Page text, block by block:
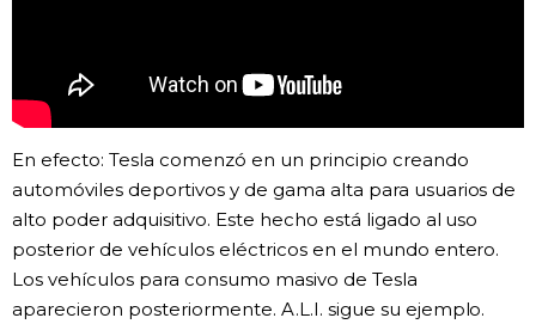
En efecto: Tesla comenzó en un principio creando
automóviles deportivos y de gama alta para usuarios de
alto poder adquisitivo. Este hecho está ligado al uso
posterior de vehículos eléctricos en el mundo entero.
Los vehículos para consumo masivo de Tesla
aparecieron posteriormente. A.L.I. sigue su ejemplo.